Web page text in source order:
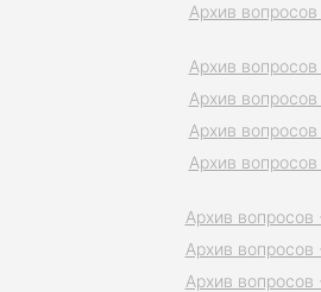
Архив
Архив
Архив
Архив
Архив
Архив вопросов
Архив вопросов
Архив вопросов